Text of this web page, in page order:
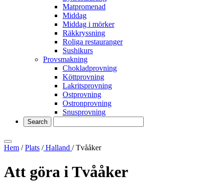
Matpromenad
Middag
Middag i mörker
Räkkryssning
Roliga restauranger
Sushikurs
Provsmakning
Chokladprovning
Köttprovning
Lakritsprovning
Ostprovning
Ostronprovning
Snusprovning
Hem /Plats /Halland / Tvååker
Att göra i Tvååker